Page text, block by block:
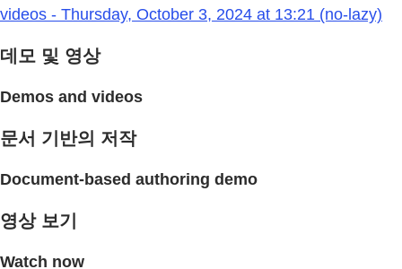
videos - Thursday, October 3, 2024 at 13:21 (no-lazy)
데모 및 영상
Demos and videos
문서 기반의 저작
Document-based authoring demo
영상 보기
Watch now